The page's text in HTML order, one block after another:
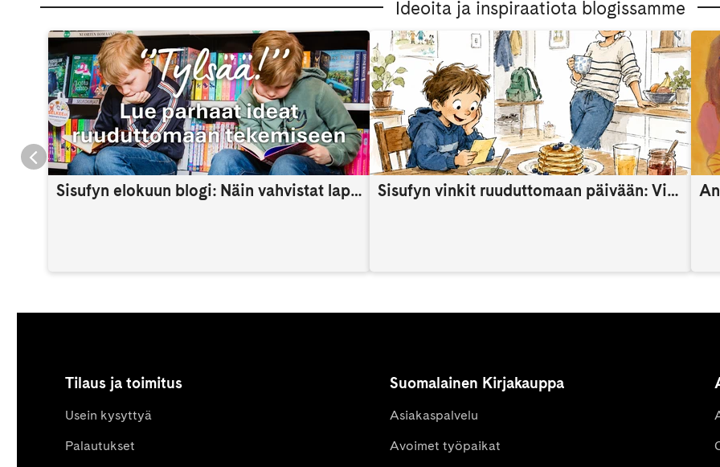
Ideoita ja inspiraatiota blogissamme
Sisufyn elokuun blogi: Näin vahvistat lapsen itsetuntoa someaikana Sisufyn vinkit ruuduttomaan päivään: Vinkki 9
Tilaus ja toimitus
Usein kysyttyä
Palautukset
Suomalainen Kirjakauppa
Asiakaspalvelu
Avoimet työpaikat